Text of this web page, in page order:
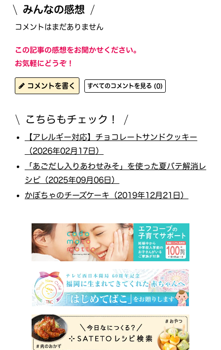
みんなの感想
コメントはまだありません
この記事の感想をお聞かせください。
お気軽にどうぞ！
コメントを書く すべてのコメントを見る (0)
こちらもチェック！
【アレルギー対応】チョコレートサンドクッキー
（2026年02月17日）
「あごだし入りあわせみそ」を使った夏バテ解消レ
シピ（2025年09月06日）
かぼちゃのチーズケーキ（2019年12月21日）